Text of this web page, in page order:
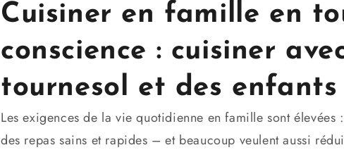
Cuisiner en famille en
conscience : cuisiner
tournesol et des enfants
Les exigences de la vie quotidienne en famille sont
des repas sains et rapides – et beaucoup veulent aussi